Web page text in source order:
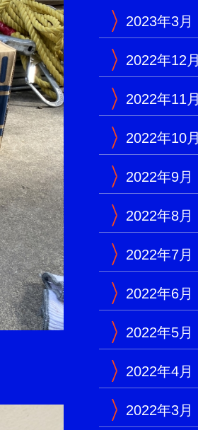
2023年3月
2022年12月
2022年11月
2022年10月
2022年9月
2022年8月
2022年7月
2022年6月
2022年5月
2022年4月
2022年3月